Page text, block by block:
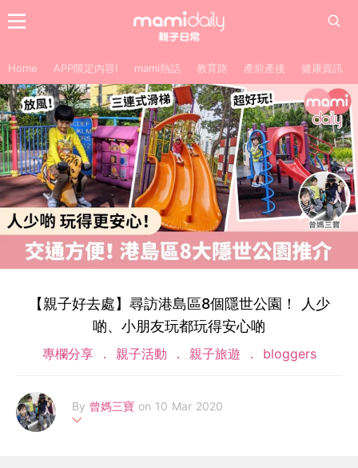
Home APP限定內容! mami熱話 教育路 產前產後 健康資訊
【親子好去處】尋訪港島區8個隱世公園！ 人少
啲、小朋友玩都玩得安心啲
專欄分享 親子活動 親子旅遊 bloggers
By 曾媽三寶 on 10 Mar 2020